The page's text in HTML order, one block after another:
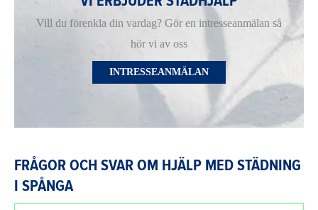
Vill du förenkla din vardag? Gör en intresseanmälan så
hör vi av oss
INTRESSEANMÄLAN
FRÅGOR OCH SVAR OM HJÄLP MED STÄDNING
I SPÅNGA